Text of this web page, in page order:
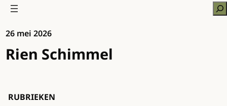
26 mei 2026
Rien Schimmel
RUBRIEKEN